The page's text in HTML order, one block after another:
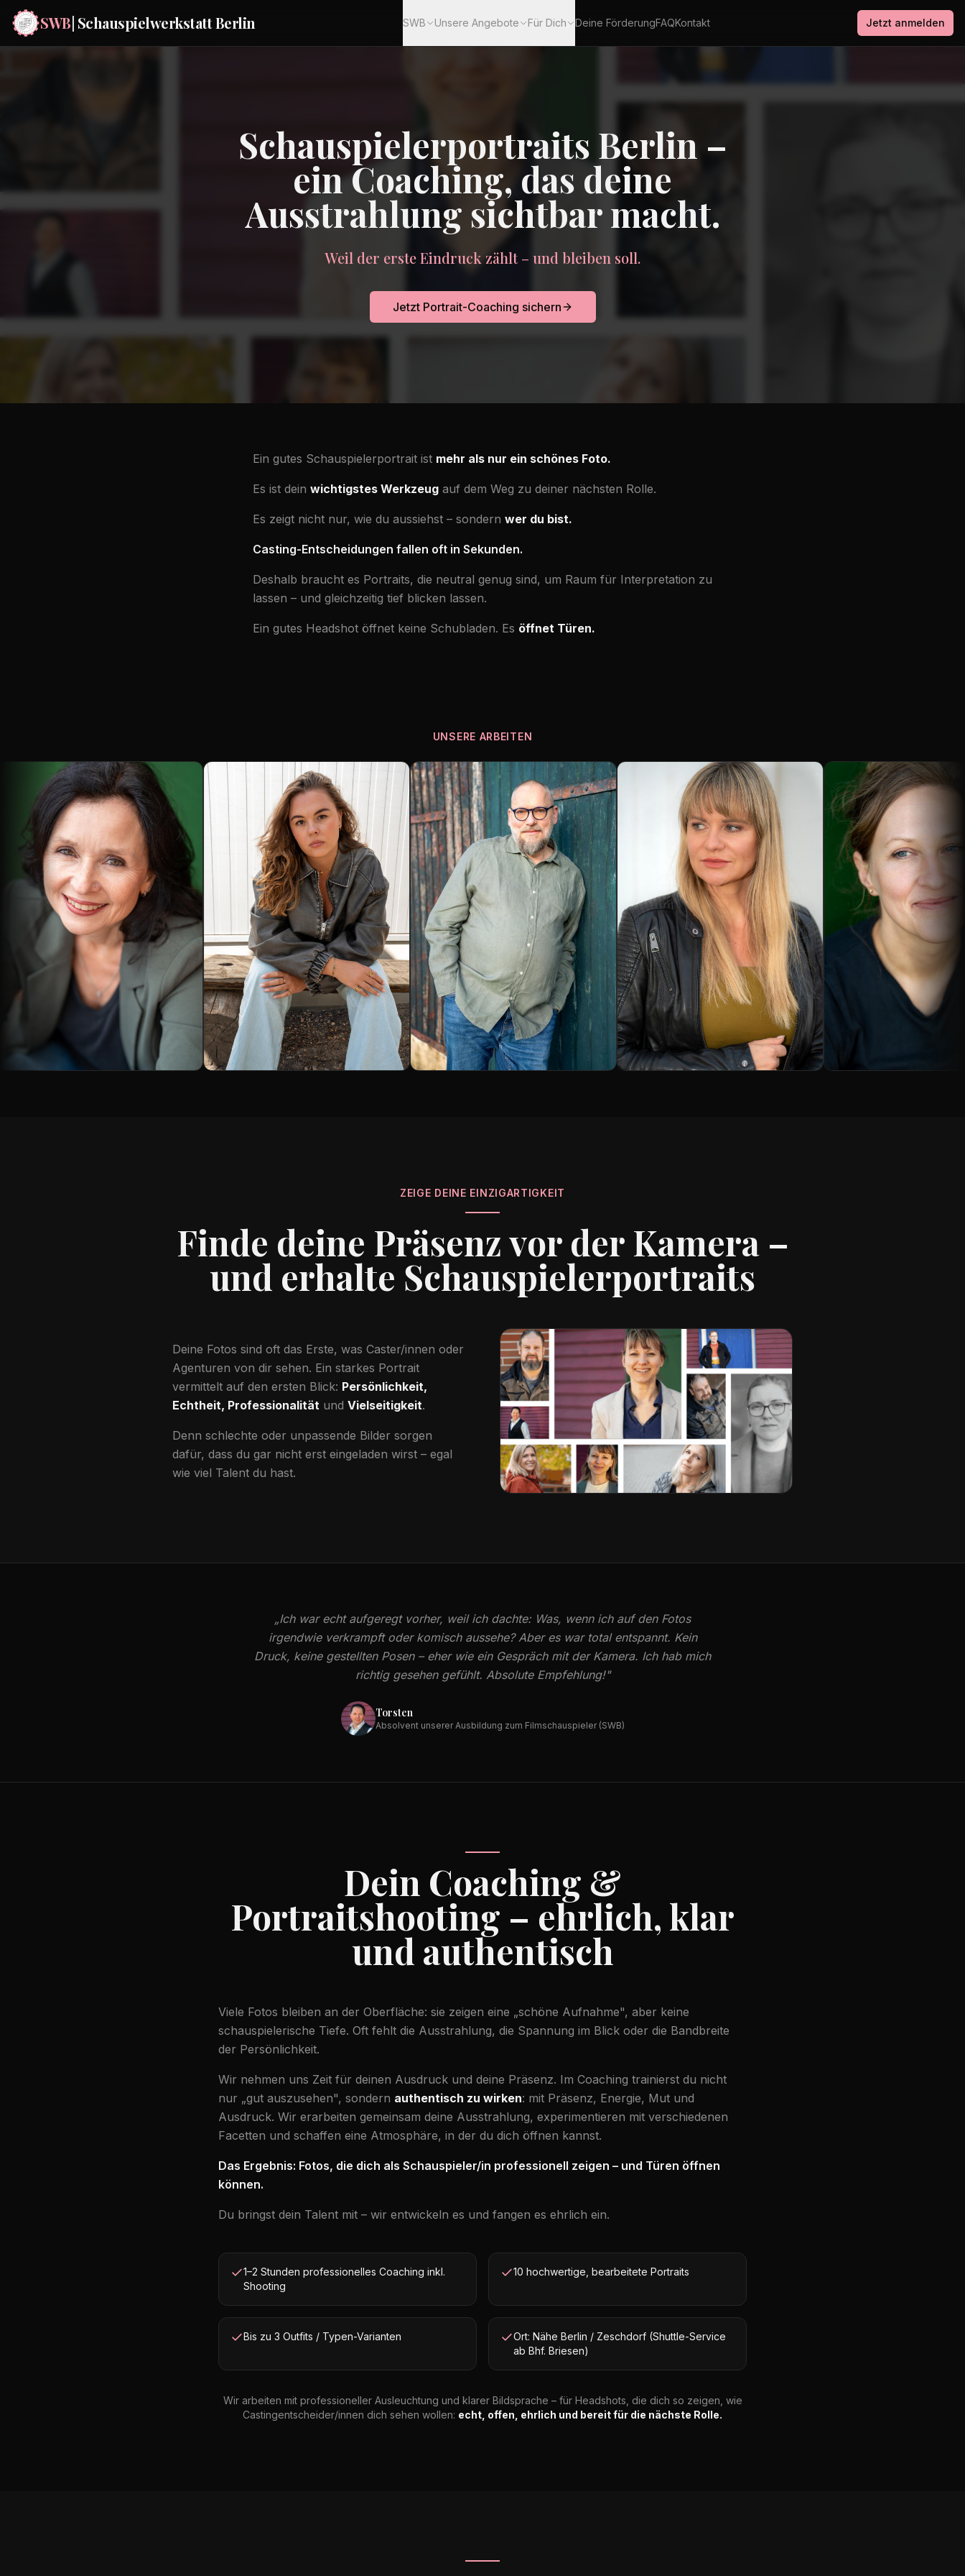
SWB | Schauspielwerkstatt Berlin SWB Unsere Angebote Für Dich Deine FörderungFAQKontakt Jetzt anmelden
Schauspielerportraits Berlin –
ein Coaching, das deine
Ausstrahlung sichtbar macht.
Weil der erste Eindruck zählt – und bleiben soll.
Jetzt Portrait-Coaching sichern
Ein gutes Schauspielerportrait ist mehr als nur ein schönes Foto.
Es ist dein wichtigstes Werkzeug auf dem Weg zu deiner nächsten Rolle.
Es zeigt nicht nur, wie du aussiehst – sondern wer du bist.
Casting-Entscheidungen fallen oft in Sekunden.
Deshalb braucht es Portraits, die neutral genug sind, um Raum für Interpretation zu
lassen – und gleichzeitig tief blicken lassen.
Ein gutes Headshot öffnet keine Schubladen. Es öffnet Türen.
UNSERE ARBEITEN
ZEIGE DEINE EINZIGARTIGKEIT
Finde deine Präsenz vor der Kamera –
und erhalte Schauspielerportraits
Deine Fotos sind oft das Erste, was Caster/innen oder
Agenturen von dir sehen. Ein starkes Portrait
vermittelt auf den ersten Blick: Persönlichkeit,
Echtheit, Professionalität und Vielseitigkeit.
Denn schlechte oder unpassende Bilder sorgen
dafür, dass du gar nicht erst eingeladen wirst – egal
wie viel Talent du hast.
„Ich war echt aufgeregt vorher, weil ich dachte: Was, wenn ich auf den Fotos
irgendwie verkrampft oder komisch aussehe? Aber es war total entspannt. Kein
Druck, keine gestellten Posen – eher wie ein Gespräch mit der Kamera. Ich hab mich
richtig gesehen gefühlt. Absolute Empfehlung!"
Torsten
Absolvent unserer Ausbildung zum Filmschauspieler (SWB)
Dein Coaching &
Portraitshooting – ehrlich, klar
und authentisch
Viele Fotos bleiben an der Oberfläche: sie zeigen eine „schöne Aufnahme", aber keine
schauspielerische Tiefe. Oft fehlt die Ausstrahlung, die Spannung im Blick oder die Bandbreite
der Persönlichkeit.
Wir nehmen uns Zeit für deinen Ausdruck und deine Präsenz. Im Coaching trainierst du nicht
nur „gut auszusehen", sondern authentisch zu wirken: mit Präsenz, Energie, Mut und
Ausdruck. Wir erarbeiten gemeinsam deine Ausstrahlung, experimentieren mit verschiedenen
Facetten und schaffen eine Atmosphäre, in der du dich öffnen kannst.
Das Ergebnis: Fotos, die dich als Schauspieler/in professionell zeigen – und Türen öffnen
können.
Du bringst dein Talent mit – wir entwickeln es und fangen es ehrlich ein.
1–2 Stunden professionelles Coaching inkl.
Shooting
10 hochwertige, bearbeitete Portraits
Bis zu 3 Outfits / Typen-Varianten
Ort: Nähe Berlin / Zeschdorf (Shuttle-Service
ab Bhf. Briesen)
Wir arbeiten mit professioneller Ausleuchtung und klarer Bildsprache – für Headshots, die dich so zeigen, wie
Castingentscheider/innen dich sehen wollen: echt, offen, ehrlich und bereit für die nächste Rolle.